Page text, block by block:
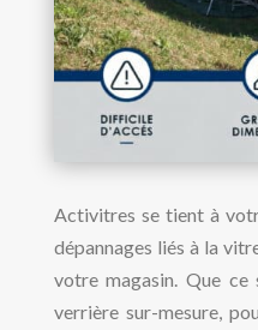
Activitres se tient à
dépannages liés à la
votre magasin. Que ce
verrière sur-mesure,